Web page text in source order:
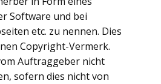
Software und bei
etc. zu nennen. Dies
Copyright-Vermerk.
Auftraggeber nicht
sofern dies nicht von